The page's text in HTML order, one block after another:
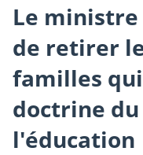
Le ministre
de retirer
familles
doctrine
l'éducation